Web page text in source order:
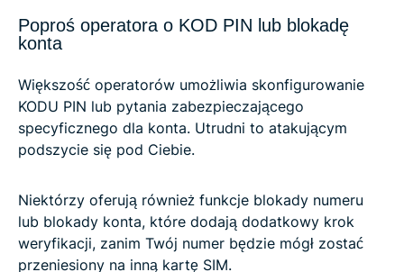
Poproś operatora o KOD PIN lub blokadę
konta
Większość operatorów umożliwia skonfigurowanie
KODU PIN lub pytania zabezpieczającego
specyficznego dla konta. Utrudni to atakującym
podszycie się pod Ciebie.
Niektórzy oferują również funkcje blokady numeru
lub blokady konta, które dodają dodatkowy krok
weryfikacji, zanim Twój numer będzie mógł zostać
przeniesiony na inną kartę SIM.